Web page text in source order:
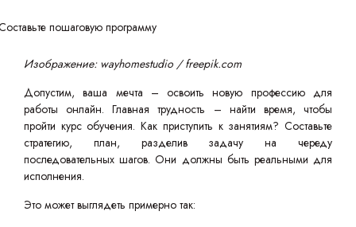
Изображение: wayhomestudio / freepik.com
Допустим, ваша мечта – освоить новую профессию для
работы онлайн. Главная трудность – найти время, чтобы
пройти курс обучения. Как приступить к занятиям? Составьте
стратегию, план, разделив задачу на череду
последовательных шагов. Они должны быть реальными для
исполнения.
Это может выглядеть примерно так: